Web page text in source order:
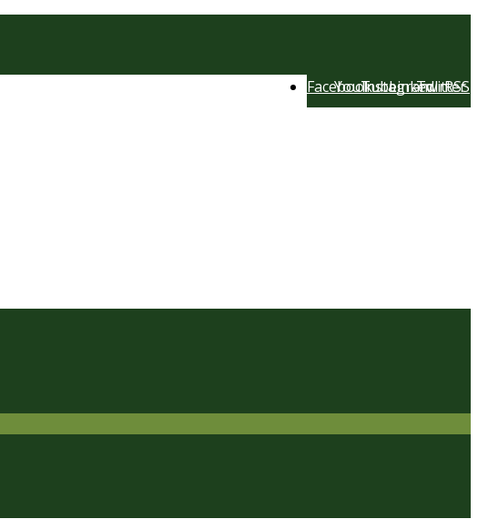
RSS
Twitter
LinkedIn
Instagram
YouTube
Facebook